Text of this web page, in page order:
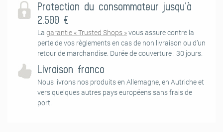
1. Vorbereitung Untergrund
Die Untergrundvorbereitung ist das A und O beim Tapezieren! Damit
die Fototapete ihre volle optische Wirkung erzielen kann, müssen ein
paar Dinge beachtet werden: Die Wand sollte sauber, glatt und
fettfrei sein. Eventuelle Tapetenreste, Beschichtungen, raue Stellen
oder Öl-/Latexfarben sollten entfernt und Löcher und Risse
verspachtelt werden. Damit die Fototapete gut durchtrocknen kann,
muss der Untergrund Feuchtigkeit aufnehmen können.
Protection du consommateur jusqu’à
2.500 €
La garantie « Trusted Shops »vous assure contre la
perte de vos règlements en cas de non livraison ou d’un
retour de marchandise. Durée de couverture : 30 jours.
Livraison franco
Nous livrons nos produits en Allemagne, en Autriche et
vers quelques autres pays européens sans frais de
port.